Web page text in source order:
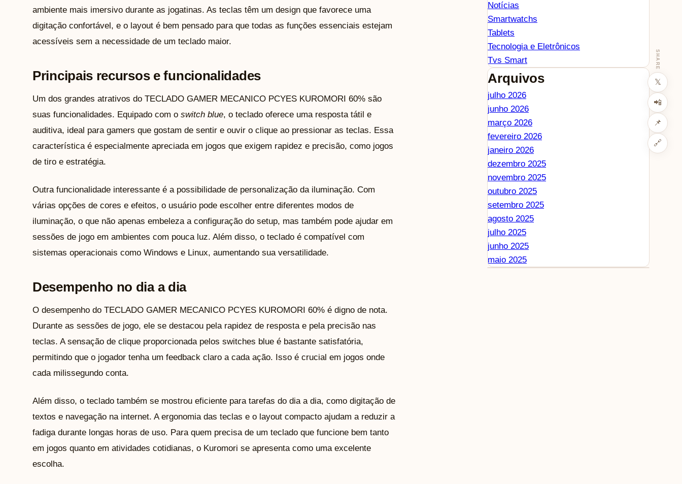
SHARE
𝕏
📲
📌
🔗
ambiente mais imersivo durante as jogatinas. As teclas têm um design que favorece uma
digitação confortável, e o layout é bem pensado para que todas as funções essenciais estejam
acessíveis sem a necessidade de um teclado maior.
Principais recursos e funcionalidades
Um dos grandes atrativos do TECLADO GAMER MECANICO PCYES KUROMORI 60% são
suas funcionalidades. Equipado com o switch blue, o teclado oferece uma resposta tátil e
auditiva, ideal para gamers que gostam de sentir e ouvir o clique ao pressionar as teclas. Essa
característica é especialmente apreciada em jogos que exigem rapidez e precisão, como jogos
de tiro e estratégia.
Outra funcionalidade interessante é a possibilidade de personalização da iluminação. Com
várias opções de cores e efeitos, o usuário pode escolher entre diferentes modos de
iluminação, o que não apenas embeleza a configuração do setup, mas também pode ajudar em
sessões de jogo em ambientes com pouca luz. Além disso, o teclado é compatível com
sistemas operacionais como Windows e Linux, aumentando sua versatilidade.
Desempenho no dia a dia
O desempenho do TECLADO GAMER MECANICO PCYES KUROMORI 60% é digno de nota.
Durante as sessões de jogo, ele se destacou pela rapidez de resposta e pela precisão nas
teclas. A sensação de clique proporcionada pelos switches blue é bastante satisfatória,
permitindo que o jogador tenha um feedback claro a cada ação. Isso é crucial em jogos onde
cada milissegundo conta.
Além disso, o teclado também se mostrou eficiente para tarefas do dia a dia, como digitação de
textos e navegação na internet. A ergonomia das teclas e o layout compacto ajudam a reduzir a
fadiga durante longas horas de uso. Para quem precisa de um teclado que funcione bem tanto
em jogos quanto em atividades cotidianas, o Kuromori se apresenta como uma excelente
escolha.
Notícias
Smartwatchs
Tablets
Tecnologia e Eletrônicos
Tvs Smart
Arquivos
julho 2026
junho 2026
março 2026
fevereiro 2026
janeiro 2026
dezembro 2025
novembro 2025
outubro 2025
setembro 2025
agosto 2025
julho 2025
junho 2025
maio 2025